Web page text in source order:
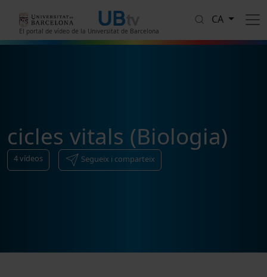
El portal de vídeo de la Universitat de Barcelona
CA
cicles vitals (Biologia)
4vídeos Segueix i comparteix